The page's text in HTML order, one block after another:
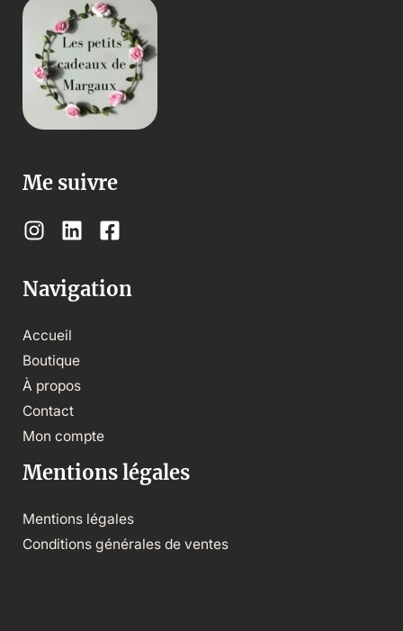
Me suivre
Navigation
Accueil
Boutique
À propos
Contact
Mon compte
Mentions légales
Mentions légales
Conditions générales de ventes